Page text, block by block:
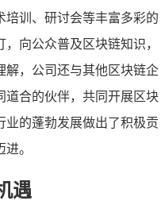
培训、研讨会等丰富多彩的
向公众普及区块链知识，
解，公司还与其他区块链企
道合的伙伴，共同开展区块
业的蓬勃发展做出了积极贡
。
遇